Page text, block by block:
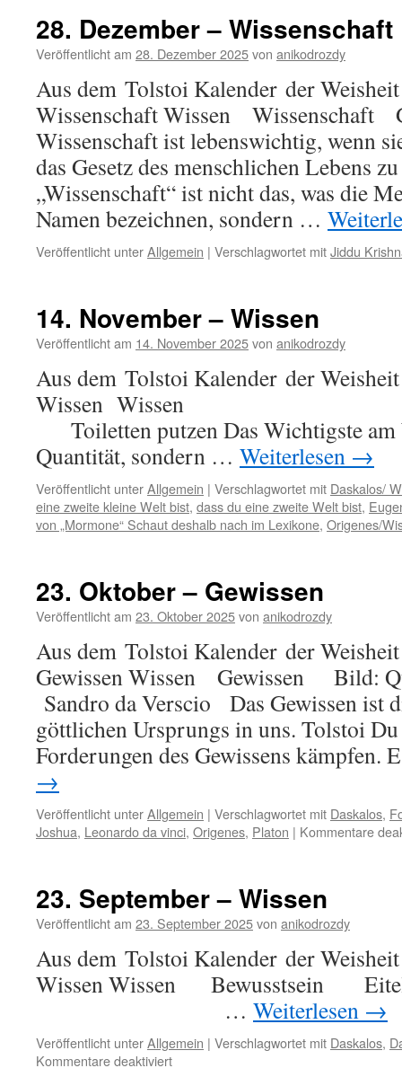
Wissen
–
28. Dezember – Wissenschaft
Veröffentlicht am 28. Dezember 2025von anikodrozdy
Aus dem Tolstoi Kalender der
Wissenschaft Wissen Wissenschaft
Wissenschaft ist lebenswichtig, wenn
das Gesetz des menschlichen Lebens
„Wissenschaft“ ist nicht das, was die
Namen bezeichnen, sondern …
Veröffentlicht unterAllgemein | Verschlagwortet mitJiddu
14. November – Wissen
Veröffentlicht am 14. November 2025von anikodrozdy
Aus dem Tolstoi Kalender der
Wissen
Toiletten putzen Das Wichtigste am
Quantität, sondern … Weiterlesen →
Veröffentlicht unterAllgemein | Verschlagwortet mit Daskalos/
eine zweite kleine Welt bist, dass du eine zweite Welt bist,
von „Mormone“ Schaut deshalb nach im Lexikone, Origenes/
23. Oktober – Gewissen
Veröffentlicht am 23. Oktober 2025von anikodrozdy
Aus dem Tolstoi Kalender der
Gewissen Wissen Gewissen Bild:
Sandro da Verscio Das Gewissen ist
göttlichen Ursprungs in uns. Tolstoi
Forderungen des Gewissens
→
Veröffentlicht unterAllgemein | Verschlagwortet mit Daskalos,
Joshua, Leonardo da vinci, Origenes, Platon | Kommentare
23. September – Wissen
Veröffentlicht am 23. September 2025von anikodrozdy
Aus dem Tolstoi Kalender der
Wissen Wissen
… Weiterlesen →
Veröffentlicht unterAllgemein | Verschlagwortet mit Daskalos,
Kommentare deaktiviertfür